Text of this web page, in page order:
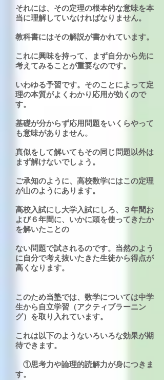
それには、その定理の根本的な意味を本
当に理解していなければなりません。
教科書にはその解説が書かれています。
これに興味を持って、まず自分から先に
考えてみることが重要なのです。
いわゆる予習です。そのことによって定
理の本質がよくわかり応用が効くので
す。
基礎が分からず応用問題をいくらやって
も意味がありません。
真似をして解いてもその同じ問題以外は
まず解けないでしょう。
ご承知のように、高校数学にはこの定理
が山のようにあります。
高校入試にし大学入試にしろ、３年間お
よび６年間に、いかに頭を使ってきたか
を解いたことの
ない問題で試されるのです。当然のよう
に自分で考え抜いたきた生徒から得点が
高くなります。
このため当塾では、数学については中学
生から自立学習（アクティブラーニン
グ）を取り入れています。
これは以下のようないろいろな効果が期
待できます。
①思考力や論理的読解力が身につきま
す。